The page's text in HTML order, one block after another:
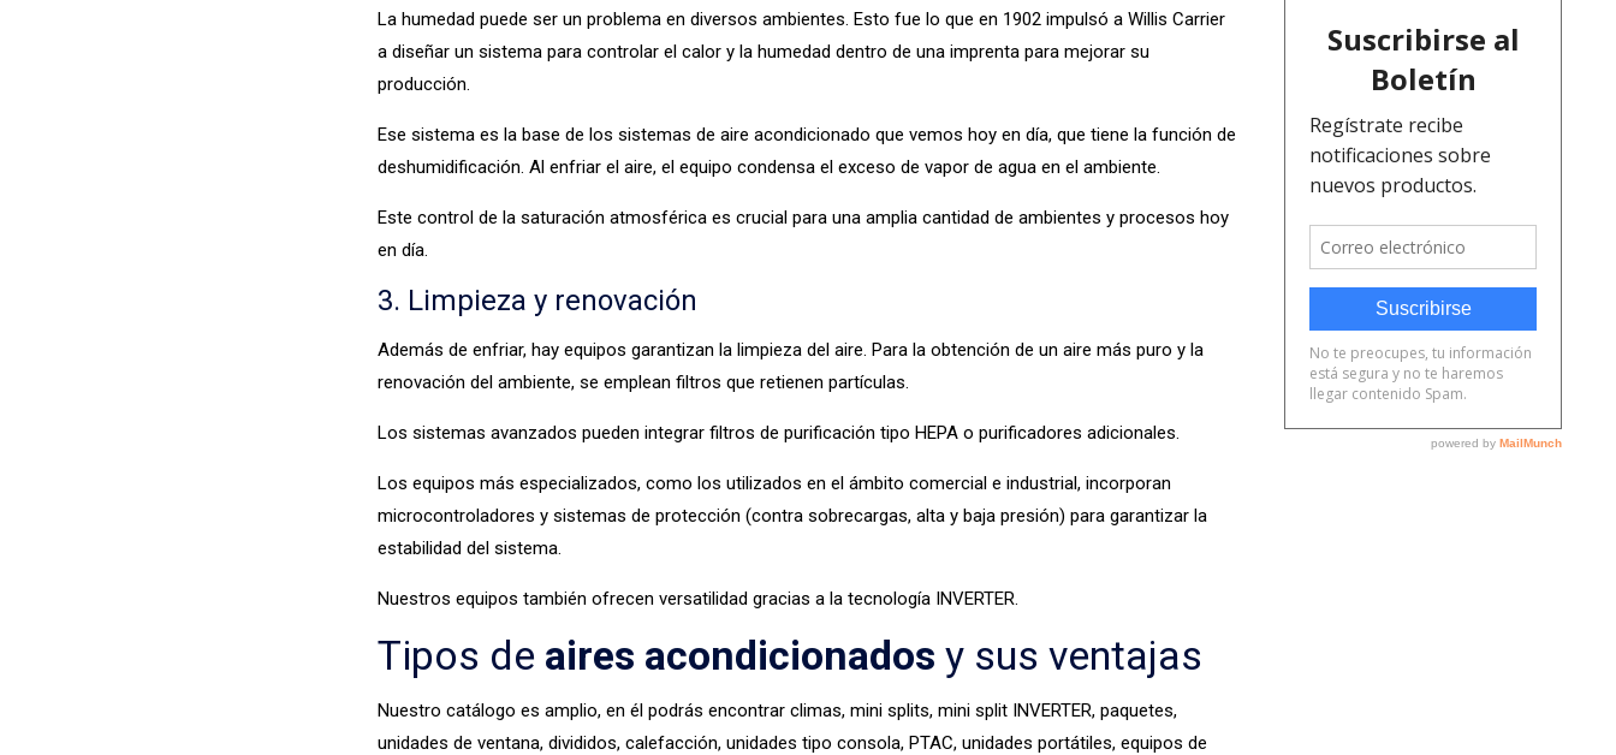
La humedad puede ser un problema en diversos ambientes. Esto fue lo que en 1902 impulsó a Willis Carrier
a diseñar un sistema para controlar el calor y la humedad dentro de una imprenta para mejorar su
producción.
Ese sistema es la base de los sistemas de aire acondicionado que vemos hoy en día, que tiene la función de
deshumidificación. Al enfriar el aire, el equipo condensa el exceso de vapor de agua en el ambiente.
Este control de la saturación atmosférica es crucial para una amplia cantidad de ambientes y procesos hoy
en día.
3. Limpieza y renovación
Además de enfriar, hay equipos garantizan la limpieza del aire. Para la obtención de un aire más puro y la
renovación del ambiente, se emplean filtros que retienen partículas.
Los sistemas avanzados pueden integrar filtros de purificación tipo HEPA o purificadores adicionales.
Los equipos más especializados, como los utilizados en el ámbito comercial e industrial, incorporan
microcontroladores y sistemas de protección (contra sobrecargas, alta y baja presión) para garantizar la
estabilidad del sistema.
Nuestros equipos también ofrecen versatilidad gracias a la tecnología INVERTER.
Tipos de aires acondicionados y sus ventajas
Nuestro catálogo es amplio, en él podrás encontrar climas, mini splits, mini split INVERTER, paquetes,
unidades de ventana, divididos, calefacción, unidades tipo consola, PTAC, unidades portátiles, equipos de